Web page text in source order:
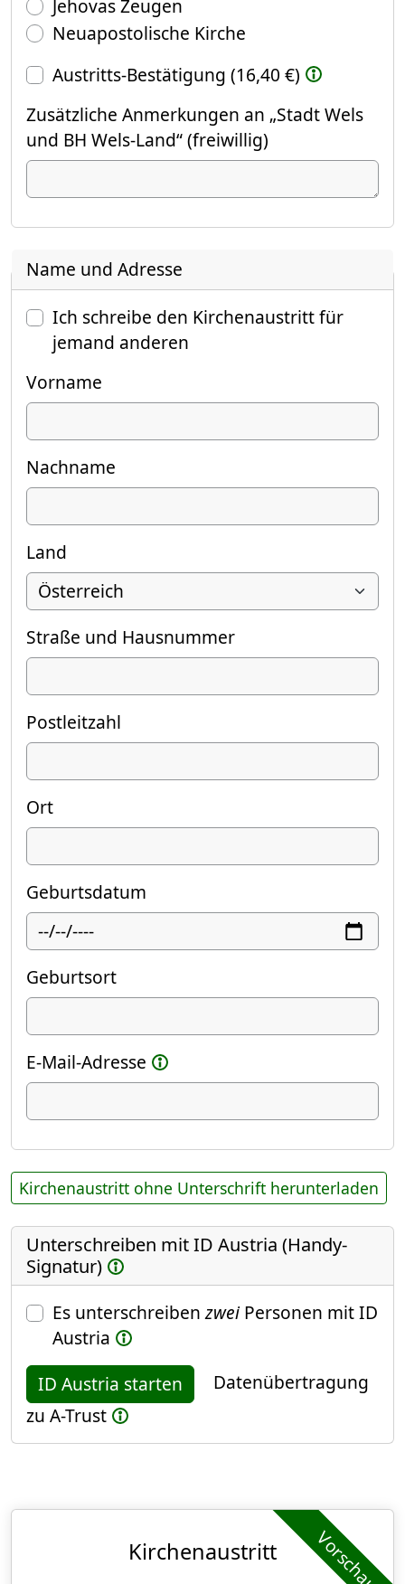
Jehovas Zeugen
Neuapostolische Kirche
Austritts-Bestätigung (16,40 €)
Zusätzliche Anmerkungen an „Stadt Wels
und BH Wels-Land“ (freiwillig)
Name und Adresse
Ich schreibe den Kirchenaustritt für
jemand anderen
Vorname
Nachname
Land
Straße und Hausnummer
Postleitzahl
Ort
Geburtsdatum
Geburtsort
E-Mail-Adresse
Kirchenaustritt ohne Unterschrift herunterladen
Unterschreiben mit ID Austria (Handy-
Signatur)
Es unterschreibenzweiPersonen mit ID
Austria
ID Austria starten
Datenübertragung
zu A-Trust
Vorschau
Kirchenaustritt